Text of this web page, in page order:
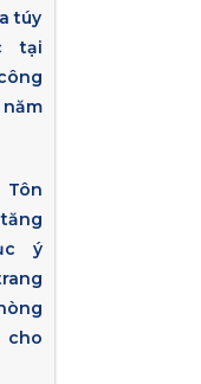
túy
tại
ý